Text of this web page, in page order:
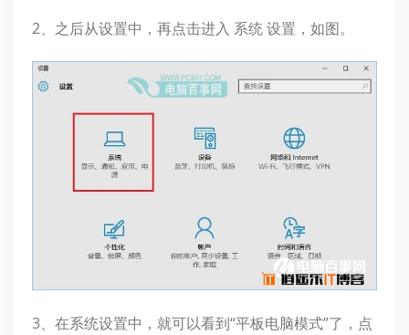
2、之后从设置中，再点击进入 系统 设置，如图。
3、在系统设置中，就可以看到“平板电脑模式”了，点